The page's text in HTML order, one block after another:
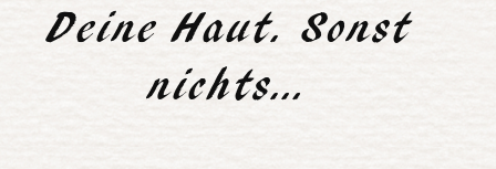
Deine Haut. Sonst
nichts…